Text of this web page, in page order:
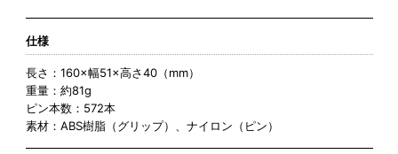
仕様
長さ：160×幅51×高さ40（mm）
重量：約81g
ピン本数：572本
素材：ABS樹脂（グリップ）、ナイロン（ピン）